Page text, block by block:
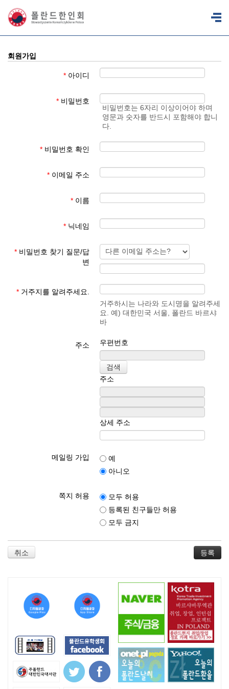
회원가입
* 아이디
* 비밀번호
비밀번호는 6자리 이상이어야 하며
영문과 숫자를 반드시 포함해야 합니
다.
* 비밀번호 확인
* 이메일 주소
* 이름
* 닉네임
* 비밀번호 찾기 질문/답
변
* 거주지를 알려주세요.
거주하시는 나라와 도시명을 알려주세
요. 예) 대한민국 서울, 폴란드 바르샤
바
주소 우편번호
주소
상세 주소
메일링 가입
예
아니오
쪽지 허용
모두 허용
등록된 친구들만 허용
모두 금지
취소